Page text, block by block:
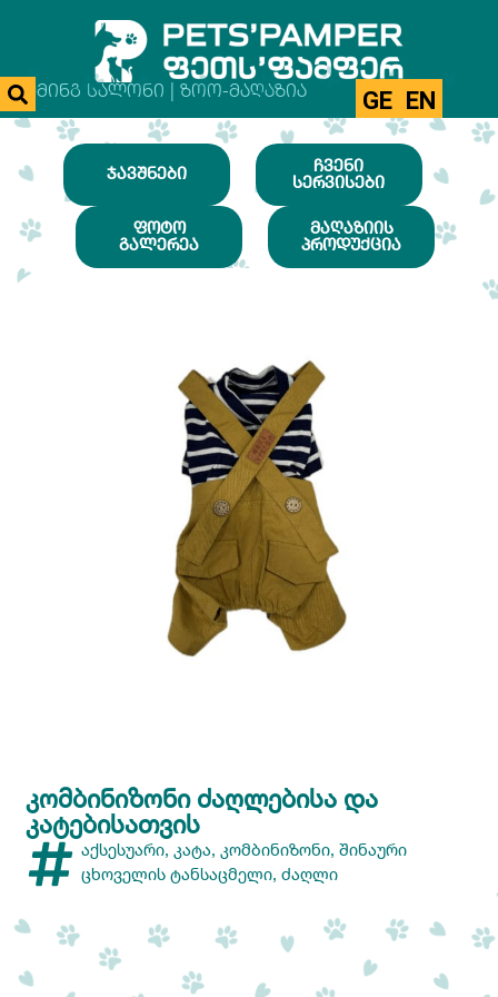
ᲒᲠᲣᲛᲘᲜᲒ ᲡᲐᲚᲝᲜᲘ | ᲖᲝᲝ-ᲛᲐᲦᲐᲖᲘᲐ GE EN
ᲯᲐᲕᲨᲜᲔᲑᲘ
ᲩᲕᲔᲜᲘ
ᲡᲔᲠᲕᲘᲡᲔᲑᲘ
ᲤᲝᲢᲝ
ᲒᲐᲚᲔᲠᲔᲐ
ᲛᲐᲦᲐᲖᲘᲘᲡ
ᲞᲠᲝᲓᲣᲥᲪᲘᲐ
ᲙᲝᲛᲑᲘᲜᲘᲖᲝᲜᲘ ᲫᲐᲦᲚᲔᲑᲘᲡᲐ ᲓᲐ
ᲙᲐᲢᲔᲑᲘᲡᲐᲗᲕᲘᲡ
აქსესუარი, კატა, კომბინიზონი, შინაური
ცხოველის ტანსაცმელი, ძაღლი